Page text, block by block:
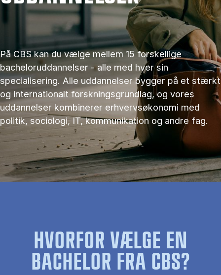
På CBS kan du vælge mellem 15 forskellige
bacheloruddannelser - alle med hver sin
specialisering. Alle uddannelser bygger på et stærkt
og internationalt forskningsgrundlag, og vores
uddannelser kombinerer erhvervsøkonomi med
politik, sociologi, IT, kommunikation og andre fag.
HVORFOR VÆLGE EN
BACHELOR FRA CBS?